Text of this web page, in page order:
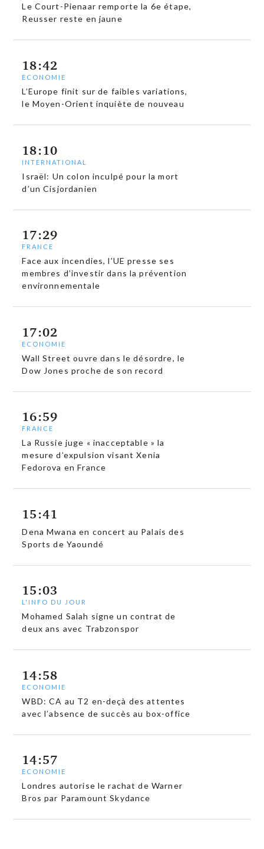
Le Court-Pienaar remporte la 6e étape,
Reusser reste en jaune
18:42
ECONOMIE
L’Europe finit sur de faibles variations,
le Moyen-Orient inquiète de nouveau
18:10
INTERNATIONAL
Israël: Un colon inculpé pour la mort
d’un Cisjordanien
17:29
FRANCE
Face aux incendies, l’UE presse ses
membres d’investir dans la prévention
environnementale
17:02
ECONOMIE
Wall Street ouvre dans le désordre, le
Dow Jones proche de son record
16:59
FRANCE
La Russie juge « inacceptable » la
mesure d’expulsion visant Xenia
Fedorova en France
15:41
Dena Mwana en concert au Palais des
Sports de Yaoundé
15:03
L'INFO DU JOUR
Mohamed Salah signe un contrat de
deux ans avec Trabzonspor
14:58
ECONOMIE
WBD: CA au T2 en-deçà des attentes
avec l’absence de succès au box-office
14:57
ECONOMIE
Londres autorise le rachat de Warner
Bros par Paramount Skydance